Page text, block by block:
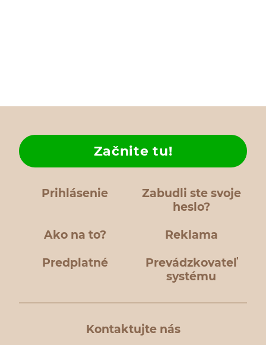
Prihlásenie
Zabudli ste svoje
heslo?
Ako na to?
Začnite tu!
Reklama
Predplatné
Prevádzkovateľ
systému
Kontaktujte nás